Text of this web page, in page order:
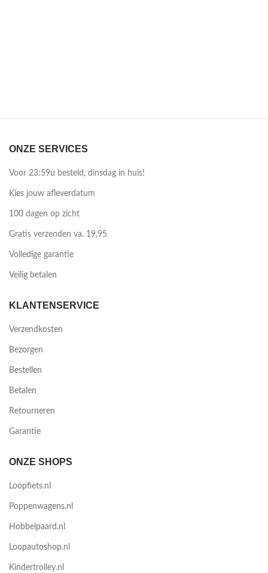
ONZE SERVICES
Voor 23:59u besteld, dinsdag in huis!
Kies jouw afleverdatum
100 dagen op zicht
Gratis verzenden va. 19,95
Volledige garantie
Veilig betalen
KLANTENSERVICE
Verzendkosten
Bezorgen
Bestellen
Betalen
Retourneren
Garantie
ONZE SHOPS
Loopfiets.nl
Poppenwagens.nl
Hobbelpaard.nl
Loopautoshop.nl
Kindertrolley.nl